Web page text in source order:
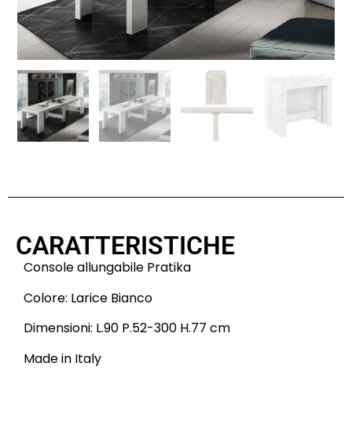
CARATTERISTICHE
Console allungabile Pratika
Colore: Larice Bianco
Dimensioni: L.90 P.52-300 H.77 cm
Made in Italy